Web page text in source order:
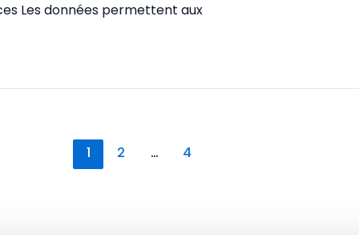
Les données permettent aux
1 2 … 4